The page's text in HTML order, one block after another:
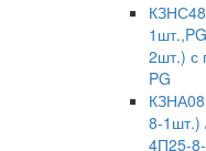
2шт.) с
PG
8-1шт.)
4П25-